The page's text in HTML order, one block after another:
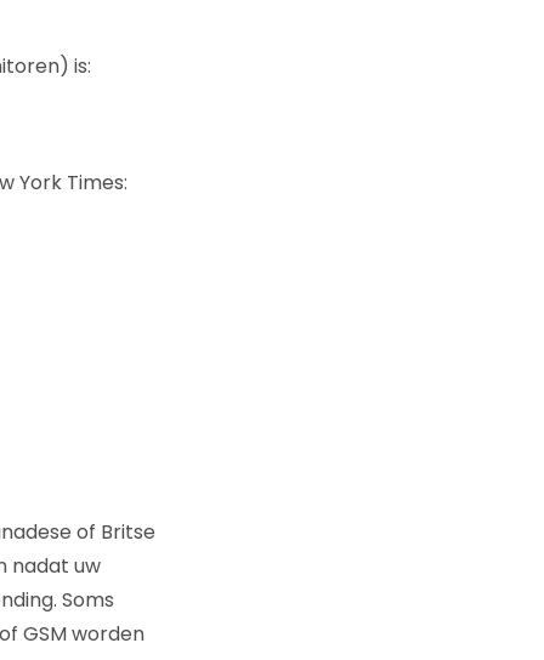
is:
York Times:
of Britse
nadat uw
Soms
GSM worden